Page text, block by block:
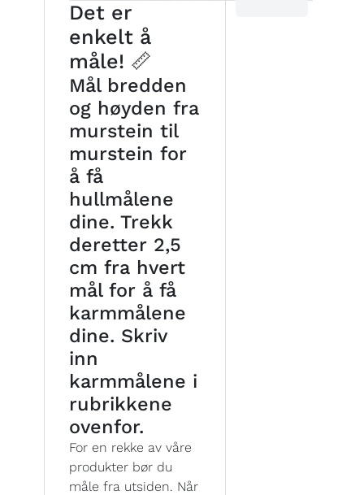
Det er
enkelt å
måle! 📏
Mål bredden
og høyden fra
murstein til
murstein for
å få
hullmålene
dine. Trekk
deretter 2,5
cm fra hvert
mål for å få
karmmålene
dine. Skriv
inn
karmmålene i
rubrikkene
ovenfor.
For en rekke av våre
produkter bør du
måle fra utsiden. Når